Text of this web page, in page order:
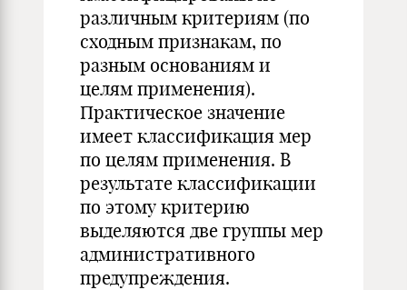
различным критериям (по
сходным при­знакам, по
разным основаниям и
целям применения).
Практиче­ское значение
имеет классификация мер
по целям применения. В
результате классификации
по этому критерию
выделяются две группы мер
административного
предупреждения.